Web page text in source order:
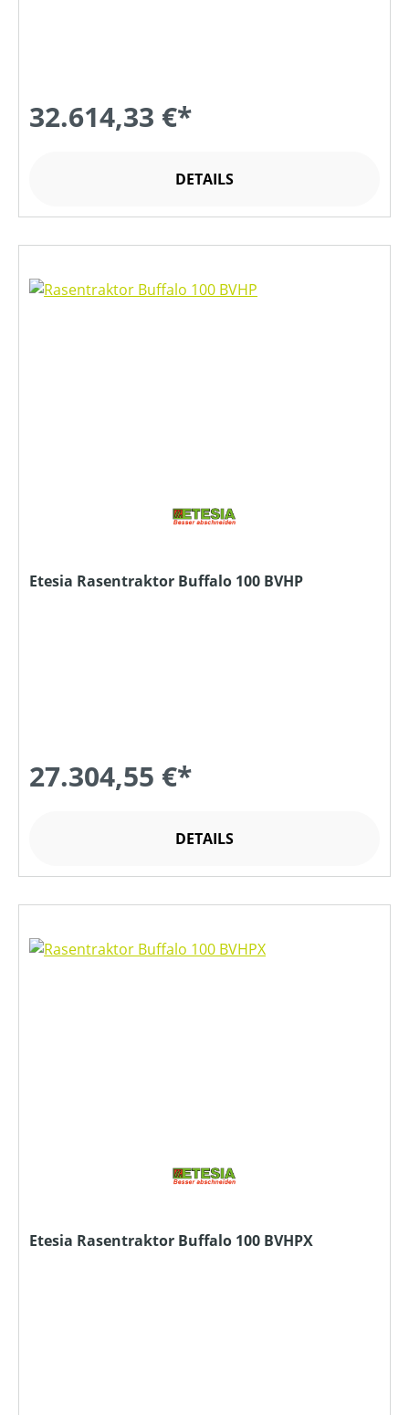
32.614,33 €*
DETAILS
Etesia Rasentraktor Buffalo 100 BVHP
27.304,55 €*
DETAILS
Etesia Rasentraktor Buffalo 100 BVHPX